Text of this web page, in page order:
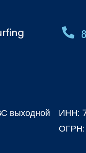
выходной
ИНН:
ОГРН: